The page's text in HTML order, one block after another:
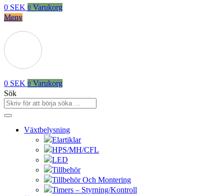
0 SEK 0 Varukorg
Meny
0 SEK 0 Varukorg
Sök
Växtbelysning
Elartiklar
HPS/MH/CFL
LED
Tillbehör
Tillbehör Och Montering
Timers – Styrning/Kontroll